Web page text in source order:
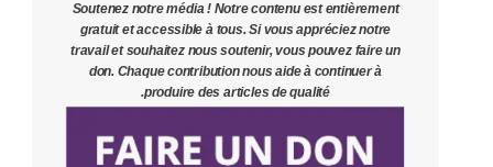
Soutenez notre média ! Notre contenu est entièrement
gratuit et accessible à tous. Si vous appréciez notre
travail et souhaitez nous soutenir, vous pouvez faire un
don. Chaque contribution nous aide à continuer à
produire des articles de qualité.